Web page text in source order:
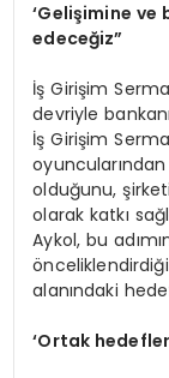
‘Gelişimine ve
edeceğiz”
İş Girişim
devriyle
İş Girişim
olduğunu,
olarak katkı
Aykol, bu
alanındaki
‘Ortak